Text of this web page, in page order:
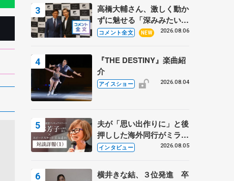
高橋大輔さん、激しく動か
ずに魅せる「深みみたいな
ものは出てきている？」
あい
コメント全文 NEW 2026.08.06
『THE DESTINY』楽曲紹
介
アイスショー 2026.08.04
夫が「思い出作りに」と後
押しした海外同行がミラノ
まで… 繁華街のリンクで
に 小林芳子さんが振り返
インタビュー 2026.08.05
横井きな結、３位発進 卒